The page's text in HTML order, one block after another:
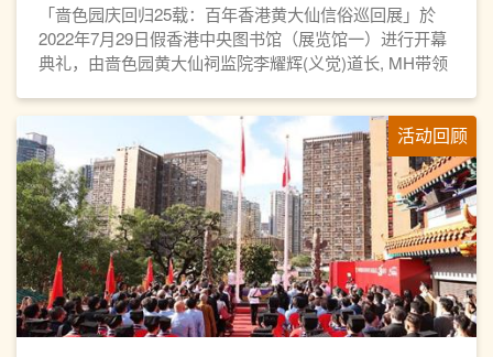
「啬色园庆回归25载：百年香港黄大仙信俗巡回展」於
2022年7月29日假香港中央图书馆（展览馆一）进行开幕
典礼，由啬色园黄大仙祠监院李耀辉(义觉)道长, MH带领
活动回顾